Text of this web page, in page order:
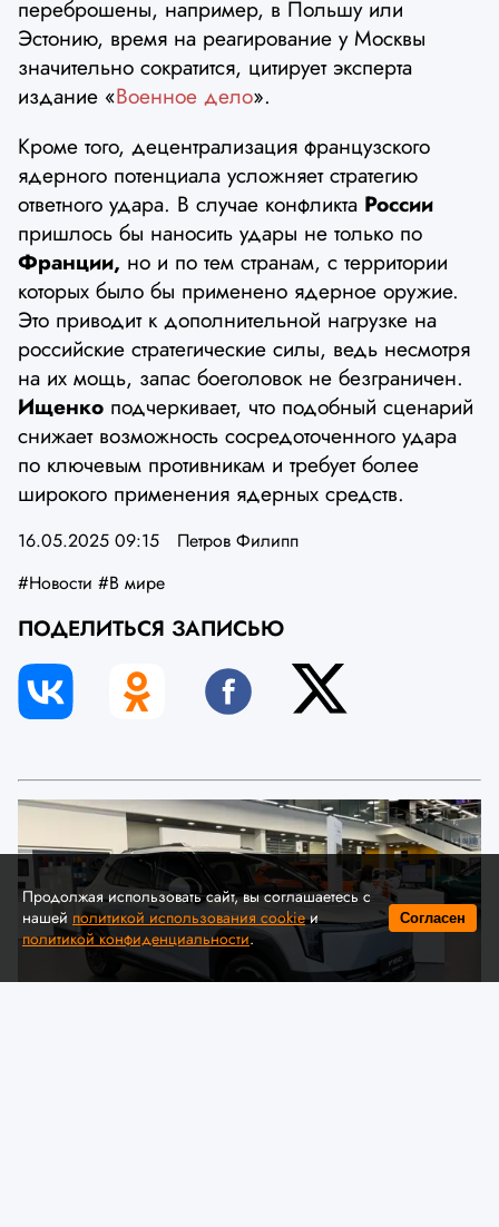
переброшены, например, в Польшу или
Эстонию, время на реагирование у Москвы
значительно сократится, цитирует эксперта
издание «Военное дело».
Кроме того, децентрализация французского
ядерного потенциала усложняет стратегию
ответного удара. В случае конфликта России
пришлось бы наносить удары не только по
Франции, но и по тем странам, с территории
которых было бы применено ядерное оружие.
Это приводит к дополнительной нагрузке на
российские стратегические силы, ведь несмотря
на их мощь, запас боеголовок не безграничен.
Ищенко подчеркивает, что подобный сценарий
снижает возможность сосредоточенного удара
по ключевым противникам и требует более
широкого применения ядерных средств.
16.05.2025 09:15
Петров Филипп
#Новости #В мире
ПОДЕЛИТЬСЯ ЗАПИСЬЮ
Продолжая использовать сайт, вы соглашаетесь с
нашей политикой использования cookieи
политикой конфиденциальности.
Согласен